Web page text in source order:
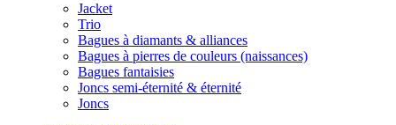
Jacket
Trio
Bagues à diamants & alliances
Bagues à pierres de couleurs (naissances)
Bagues fantaisies
Joncs semi-éternité & éternité
Joncs